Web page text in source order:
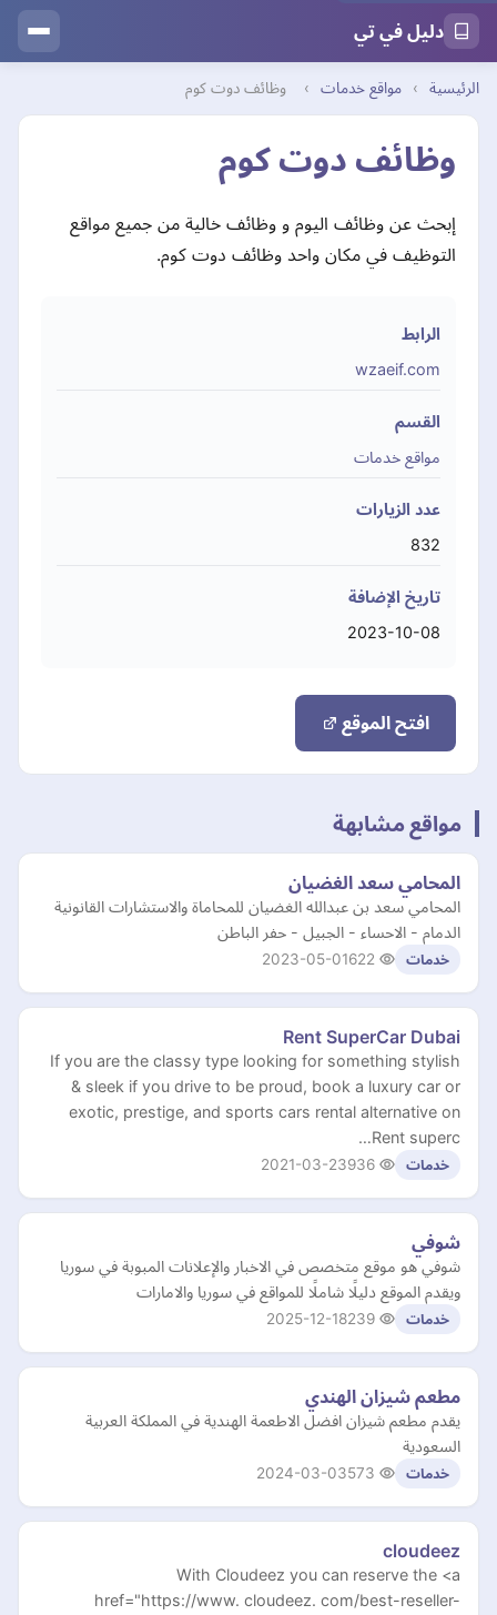
دليل في تي
الرئيسية › مواقع خدمات › وظائف دوت كوم
وظائف دوت كوم
إبحث عن وظائف اليوم و وظائف خالية من جميع مواقع
التوظيف في مكان واحد وظائف دوت كوم.
الرابط
wzaeif.com
القسم
مواقع خدمات
عدد الزيارات
832
تاريخ الإضافة
2023-10-08
افتح الموقع
مواقع مشابهة
المحامي سعد الغضيان
المحامي سعد بن عبدالله الغضيان للمحاماة والاستشارات القانونية
الدمام - الاحساء - الجبيل - حفر الباطن
خدمات 2023-05-01
Rent SuperCar Dubai
If you are the classy type looking for something stylish
& sleek if you drive to be proud, book a luxury car or
exotic, prestige, and sports cars rental alternative on
Rent superc…
خدمات 2021-03-23
شوفي
شوفي هو موقع متخصص في الاخبار والإعلانات المبوبة في سوريا
ويقدم الموقع دليلًا شاملًا للمواقع في سوريا والامارات
خدمات 2025-12-18
مطعم شيزان الهندي
يقدم مطعم شيزان افضل الاطعمة الهندية في المملكة العربية
السعودية
خدمات 2024-03-03
cloudeez
With Cloudeez you can reserve the <a
href="https://www. cloudeez. com/best-reseller-